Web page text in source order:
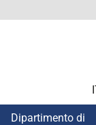
Dipartimento di